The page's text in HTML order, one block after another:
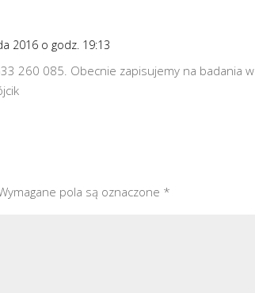
2016 o godz. 19:13
260 085. Obecnie zapisujemy na badania w
pola są oznaczone *